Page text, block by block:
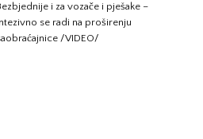
i za vozače i pješake –
se radi na proširenju
/VIDEO/